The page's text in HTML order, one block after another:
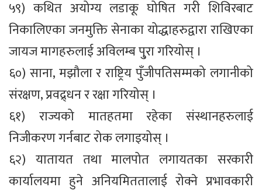
५९) कथित अयोग्य लडाकू घोषित गरी शिविरबाट
निकालिएका जनमुक्ति सेनाका योद्धाहरुद्वारा राखिएका
जायज मागहरुलाई अविलम्ब पु्रा गरियोस् ।
६०) साना, मझौला र राष्ट्रिय पुँजीपतिसम्मको लगानीको
संरक्षण, प्रवद्र्धन र रक्षा गरियोस् ।
६१) राज्यको मातहतमा रहेका संस्थानहरुलाई
निजीकरण गर्नबाट रोक लगाइयोस् ।
६२) यातायत तथा मालपोत लगायतका सरकारी
कार्यालयमा हुने अनियमिततालाई रोक्ने प्रभावकारी